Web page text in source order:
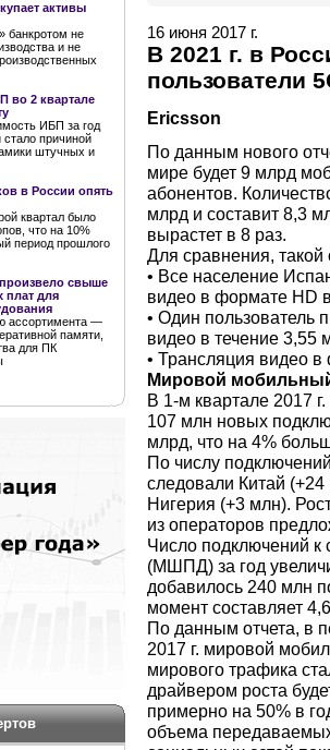
активы
банкротом не
и не
во 2 квартале
ИБП за год
причиной
штучных и
в России опять
квартал было
что на 10%
период прошлого
свыше
плат для
ассортимента —
памяти,
для ПК
16 июня 2017 г.
В 2021 г. в
пользователи
Ericsson
По данным нового
мире будет 9 млрд
абонентов.
млрд и составит 8,3
вырастет в 8 раз.
Для сравнения,
• Все население
видео в формате HD
• Один пользователь
видео в течение 3,55
• Трансляция видео
Мировой
В 1-м квартале 2017
107 млн новых
млрд, что на 4%
По числу
следовали Китай
Нигерия (+3 млн).
из операторов
Число подключений к
(МШПД) за год
добавилось 240 млн
момент составляет
По данным отчета, в
2017 г. мировой
мирового трафика
драйвером роста
примерно на 50% в
объема